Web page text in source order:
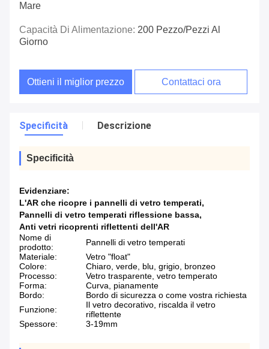
Mare
Capacità Di Alimentazione: 200 Pezzo/pezzi Al
Giorno
Ottieni il miglior prezzo Contattaci ora
Specificità Descrizione
Specificità
Evidenziare:
L'AR che ricopre i pannelli di vetro temperati,
Pannelli di vetro temperati riflessione bassa,
Anti vetri ricoprenti riflettenti dell'AR
Nome di
prodotto:
Pannelli di vetro temperati
Materiale:
Vetro "float"
Colore:
Chiaro, verde, blu, grigio, bronzeo
Processo:
Vetro trasparente, vetro temperato
Forma:
Curva, pianamente
Bordo:
Bordo di sicurezza o come vostra richiesta
Funzione:
Il vetro decorativo, riscalda il vetro
riflettente
Spessore:
3-19mm